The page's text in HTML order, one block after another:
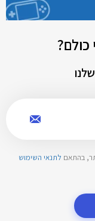
כולם?
בהתאם לתנאי השימוש